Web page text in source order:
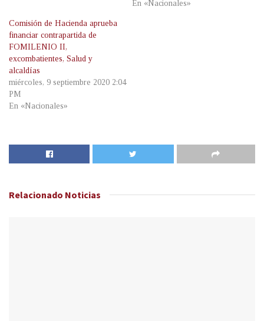
En «Nacionales»
Comisión de Hacienda aprueba
financiar contrapartida de
FOMILENIO II,
excombatientes, Salud y
alcaldías
miércoles, 9 septiembre 2020 2:04
PM
En «Nacionales»
Relacionado Noticias